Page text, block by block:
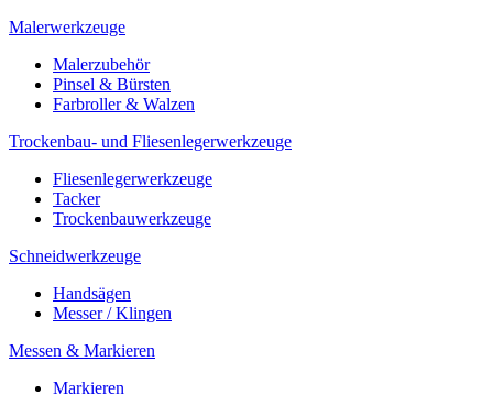
Malerwerkzeuge
Malerzubehör
Pinsel & Bürsten
Farbroller & Walzen
Trockenbau- und Fliesenlegerwerkzeuge
Fliesenlegerwerkzeuge
Tacker
Trockenbauwerkzeuge
Schneidwerkzeuge
Handsägen
Messer / Klingen
Messen & Markieren
Markieren